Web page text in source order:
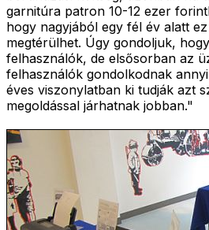
garnitúra patron 10-12 ezer
hogy nagyjából egy fél év alatt
megtérülhet. Úgy gondoljuk,
felhasználók, de elsősorban az
felhasználók gondolkodnak
éves viszonylatban ki tudják azt
megoldással járhatnak jobban."